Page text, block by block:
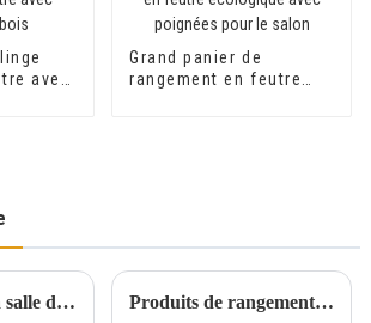
avec
Grand panier de
rangement en feutre
Exposition de la salle d'échantillons Ulike de Pékin ! Produits de rangement en feutre respectueux de l'environnement et esthétiques-1